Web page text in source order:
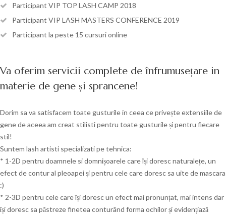
Participant VIP TOP LASH CAMP 2018
Participant VIP LASH MASTERS CONFERENCE 2019
Participant la peste 15 cursuri online
Va oferim servicii complete de înfrumusețare in
materie de gene și sprancene!
Dorim sa va satisfacem toate gusturile in ceea ce privește extensiile de
gene de aceea am creat stilisti pentru toate gusturile și pentru fiecare
stil!
Suntem lash artisti specializati pe tehnica:
* 1-2D pentru doamnele si domnișoarele care își doresc naturalețe, un
efect de contur al pleoapei și pentru cele care doresc sa uite de mascara
:)
* 2-3D pentru cele care își doresc un efect mai pronunțat, mai intens dar
își doresc sa păstreze finetea conturând forma ochilor și evidențiază